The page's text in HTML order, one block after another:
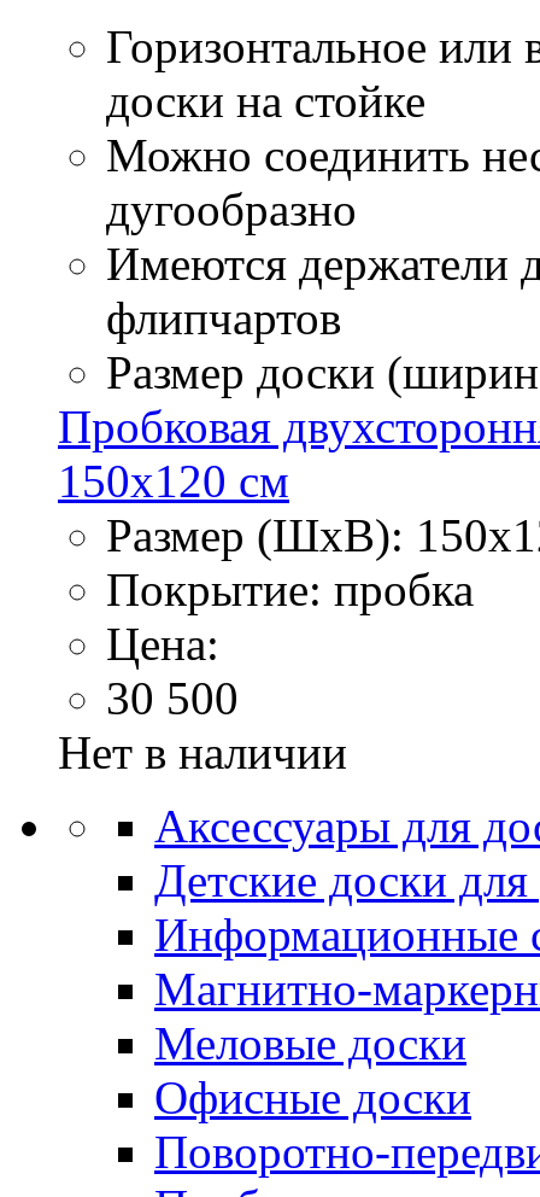
Горизонтальное или
доски на стойке
Можно соединить
дугообразно
Имеются держатели
флипчартов
Размер доски
Пробковая
150х120 см
Размер (ШхВ):
Покрытие: пробка
Цена:
30 500
Нет в наличии
Аксессуары для
Детские доски
Информационные
Магнитно-
Меловые доски
Офисные доски
Поворотно-